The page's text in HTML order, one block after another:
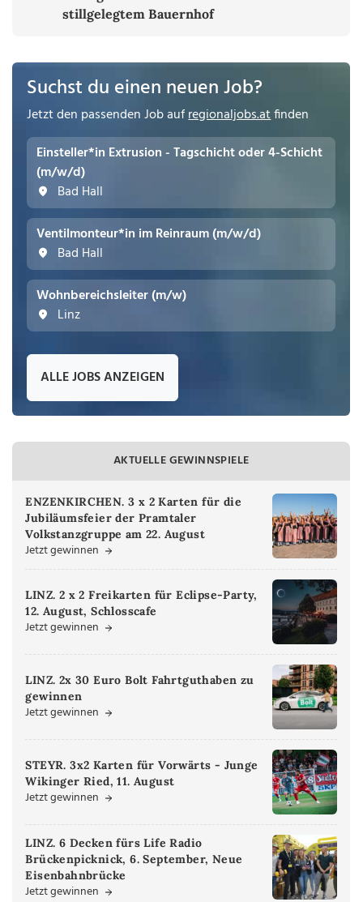
stillgelegtem Bauernhof
Suchst du einen neuen Job?
Jetzt den passenden Job aufregionaljobs.atfinden
Einsteller*in Extrusion - Tagschicht oder 4-Schicht
(m/w/d)
Bad Hall
Ventilmonteur*in im Reinraum (m/w/d)
Bad Hall
Wohnbereichsleiter (m/w)
Linz
ALLE JOBS ANZEIGEN
AKTUELLE GEWINNSPIELE
ENZENKIRCHEN. 3 x 2 Karten für die
Jubiläumsfeier der Pramtaler
Volkstanzgruppe am 22. August
Jetzt gewinnen
LINZ. 2 x 2 Freikarten für Eclipse-Party,
12. August, Schlosscafe
Jetzt gewinnen
LINZ. 2x 30 Euro Bolt Fahrtguthaben zu
gewinnen
Jetzt gewinnen
STEYR. 3x2 Karten für Vorwärts - Junge
Wikinger Ried, 11. August
Jetzt gewinnen
LINZ. 6 Decken fürs Life Radio
Brückenpicknick, 6. September, Neue
Eisenbahnbrücke
Jetzt gewinnen